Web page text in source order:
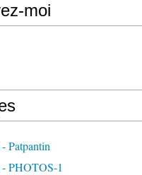
moi
Patpantin
PHOTOS-1